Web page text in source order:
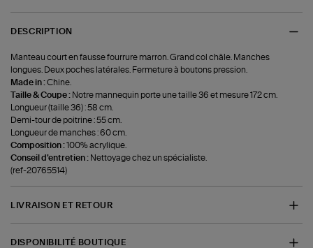
DESCRIPTION
Manteau court en fausse fourrure marron. Grand col châle. Manches
longues. Deux poches latérales. Fermeture à boutons pression.
Made in :Chine.
Taille & Coupe : Notre mannequin porte une taille 36 et mesure 172 cm.
Longueur (taille 36) : 58 cm.
Demi-tour de poitrine : 55 cm.
Longueur de manches : 60 cm.
Composition :100% acrylique.
Conseil d'entretien : Nettoyage chez un spécialiste.
(ref-20765514)
LIVRAISON ET RETOUR
DISPONIBILITÉ BOUTIQUE